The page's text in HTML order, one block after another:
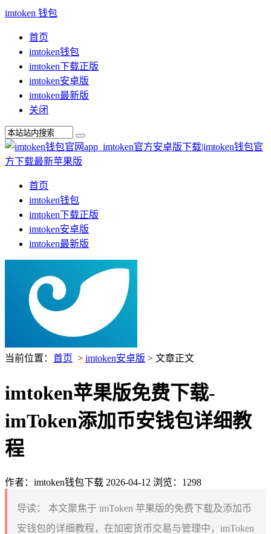
imtoken 钱包
首页
imtoken钱包
imtoken下载正版
imtoken安卓版
imtoken最新版
关闭
首页
imtoken钱包
imtoken下载正版
imtoken安卓版
imtoken最新版
当前位置： 首页 > imtoken安卓版 > 文章正文
imtoken苹果版免费下载-
imToken添加币安钱包详细教
程
作者：imtoken钱包下载 2026-04-12 浏览：1298
导读：
本文聚焦于 imToken 苹果版的免费下载及添加币
安钱包的详细教程，在加密货币交易与管理中，imToken